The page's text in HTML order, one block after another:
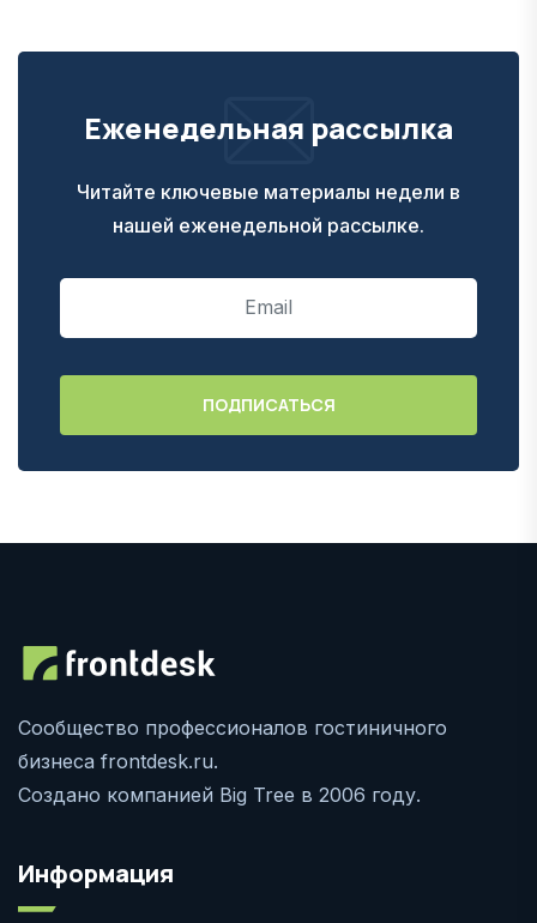
Еженедельная рассылка
Читайте ключевые материалы недели в
нашей еженедельной рассылке.
Сообщество профессионалов гостиничного
бизнеса frontdesk.ru.
Создано компанией Big Tree в 2006 году.
Информация